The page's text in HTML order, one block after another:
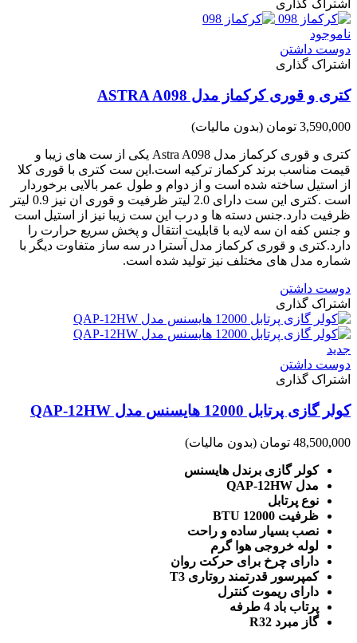
اشتراک گذاری
ناموجود
دوست داشتن
اشتراک گذاری
کتری و قوری کرکماز مدل ASTRA A098
3,590,000 تومان (بدون مالیات)
کتری و قوری کرکماز مدل Astra A098 یکی از ست های زیبا و
قیمت مناسب برند کرکماز ترکیه است.این ست کتری با قوری کلا
از استیل ساخته شده است و از دوام و طول عمر بالایی برخوردار
است .کتری این ست دارای 2.0 لیتر ظرفیت و قوری ان نیز 0.9 لیتر
ظرفیت دارد.جنس دسته ها و درب این ست زیبا نیز از استیل است
و جنس کفه ان سه لایه با قابلیت انتقال و پخش سریع حرارت را
دارد.کتری و قوری کرکماز مدل آسترا در سه ساز متفاوت دیگر با
شماره مدل های مختلف نیز تولید شده است.
دوست داشتن
اشتراک گذاری
جدید
دوست داشتن
اشتراک گذاری
کولر گازی پرتابل 12000 هایسنس مدل QAP-12HW
48,500,000 تومان (بدون مالیات)
کولر گازی برندل هایسنس
مدل QAP-12HW
نوع پرتابل
ظرفیت 12000 BTU
نصب بسیار ساده و راحت
لوله خروجی هوا گرم
دارای چرخ برای حرکت روان
کمپرسور قدرتمند روتاری T3
دارای ریموت کنترل
پرتاب باد 4 طرفه
گاز مبرد R32